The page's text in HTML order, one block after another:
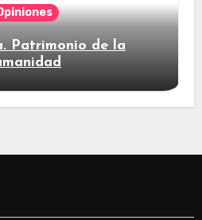
Patrimonio de la